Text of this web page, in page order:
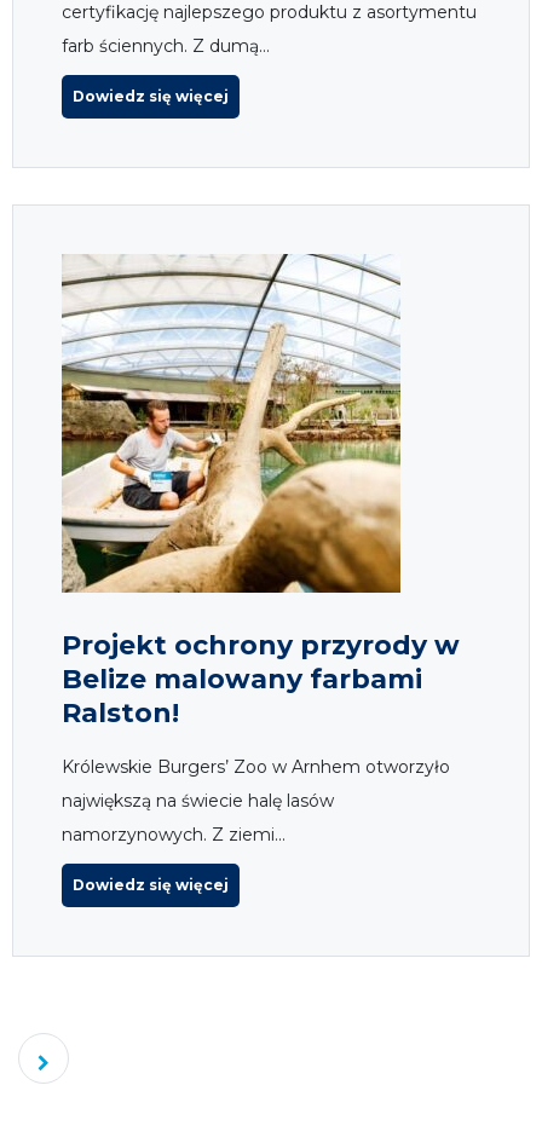
certyfikację najlepszego produktu z asortymentu
farb ściennych. Z dumą...
Dowiedz się więcej
Projekt ochrony przyrody w
Belize malowany farbami
Ralston!
Królewskie Burgers’ Zoo w Arnhem otworzyło
największą na świecie halę lasów
namorzynowych. Z ziemi...
Dowiedz się więcej